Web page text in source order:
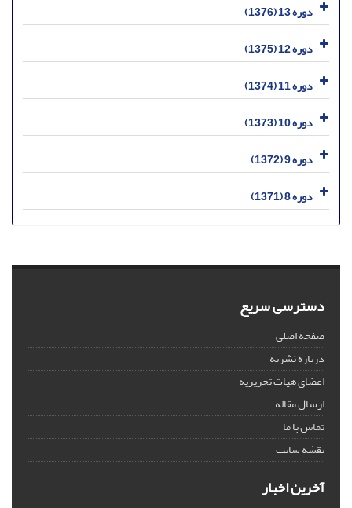
دوره 13 (1376)
دوره 12 (1375)
دوره 11 (1374)
دوره 10 (1373)
دوره 9 (1372)
دوره 8 (1371)
دسترسی سریع
صفحه اصلی
درباره نشریه
اعضای هیات تحریریه
ارسال مقاله
تماس با ما
نقشه سایت
آخرین اخبار